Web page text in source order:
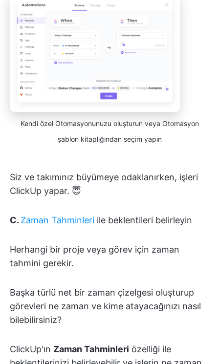
Kendi özel Otomasyonunuzu oluşturun veya Otomasyon
şablon kitaplığından seçim yapın
Siz ve takımınız büyümeye odaklanırken, işleri
ClickUp yapar. 😇
C. Zaman Tahminleri ile beklentileri belirleyin
Herhangi bir proje veya görev için zaman
tahmini gerekir.
Başka türlü net bir zaman çizelgesi oluşturup
görevleri ne zaman ve kime atayacağınızı nasıl
bilebilirsiniz?
ClickUp'ın Zaman Tahminleri özelliği ile